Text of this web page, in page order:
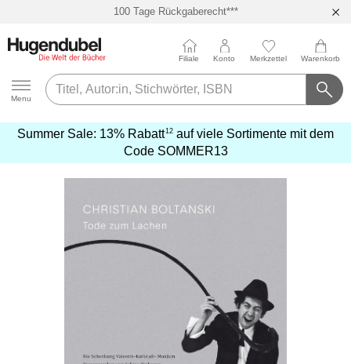
100 Tage Rückgaberecht***
Hugendubel
Menu
Filiale Konto Merkzettel Warenkorb
Summer Sale: 13% Rabatt12 auf viele Sortimente mit dem
Code SOMMER13
erfahren